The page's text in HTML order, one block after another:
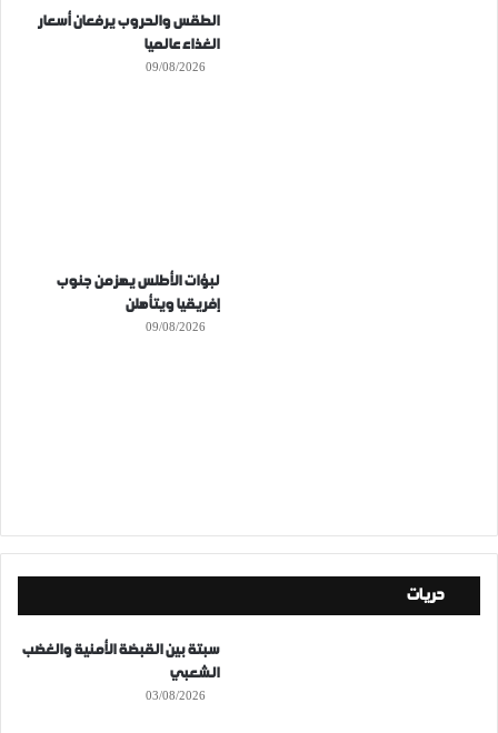
الطقس والحروب يرفعان أسعار
الغذاء عالميا
09/08/2026
لبؤات الأطلس يهزمن جنوب
إفريقيا ويتأهلن
09/08/2026
حريات
سبتة بين القبضة الأمنية والغضب
الشعبي
03/08/2026